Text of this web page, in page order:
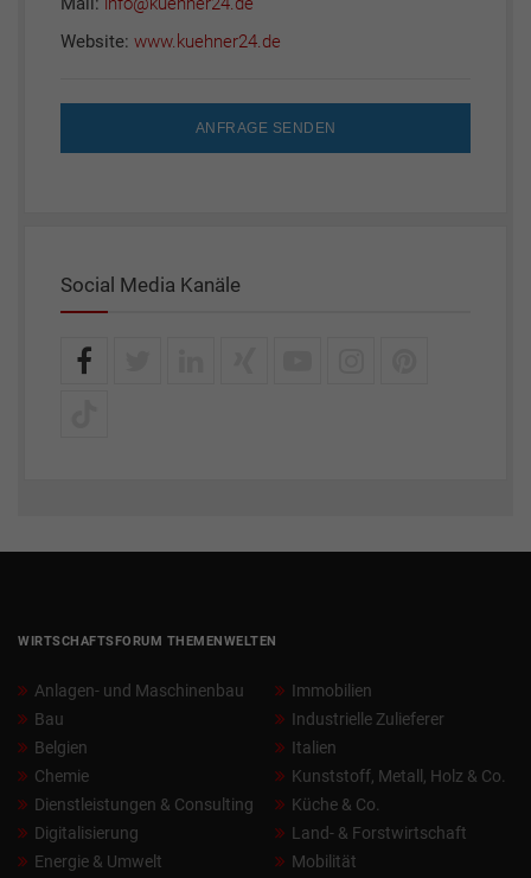
Website: www.kuehner24.de
ANFRAGE SENDEN
Social Media Kanäle
WIRTSCHAFTSFORUM THEMENWELTEN
Anlagen- und Maschinenbau
Bau
Belgien
Chemie
Dienstleistungen & Consulting
Digitalisierung
Energie & Umwelt
Immobilien
Industrielle Zulieferer
Italien
Kunststoff, Metall, Holz & Co.
Küche & Co.
Land- & Forstwirtschaft
Mobilität